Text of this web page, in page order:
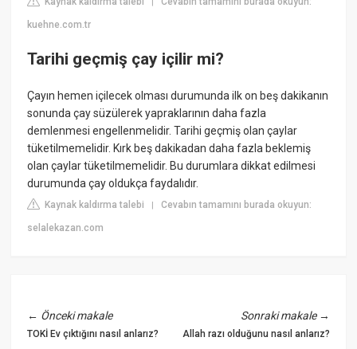
kuehne.com.tr
Tarihi geçmiş çay içilir mi?
Çayın hemen içilecek olması durumunda ilk on beş dakikanın
sonunda çay süzülerek yapraklarının daha fazla
demlenmesi engellenmelidir. Tarihi geçmiş olan çaylar
tüketilmemelidir. Kırk beş dakikadan daha fazla beklemiş
olan çaylar tüketilmemelidir. Bu durumlara dikkat edilmesi
durumunda çay oldukça faydalıdır.
Kaynak kaldırma talebi |Cevabın tamamını burada okuyun:
selalekazan.com
← Önceki makale
TOKİ Ev çıktığını nasıl anlarız?
Sonraki makale→
Allah razı olduğunu nasıl anlarız?